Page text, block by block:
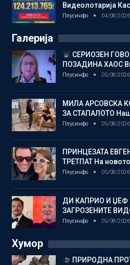
Видеолотарија
Плусинфо 04/08/2026
Галерија
СЕРИОЗЕН
ПОЗАДИНА ХАОС
Плусинфо 05/08/2026
МИЛА АРСОВСКА
ЗА СТАПАЛОТО
Плусинфо 05/08/2026
ПРИНЦЕЗАТА
ТРЕТПАТ На
Плусинфо 05/08/2026
ДИ КАПРИО И ЏЕФ
ЗАГРОЗЕНИТЕ
Плусинфо 05/08/2026
Хумор
ПРИРОДНА